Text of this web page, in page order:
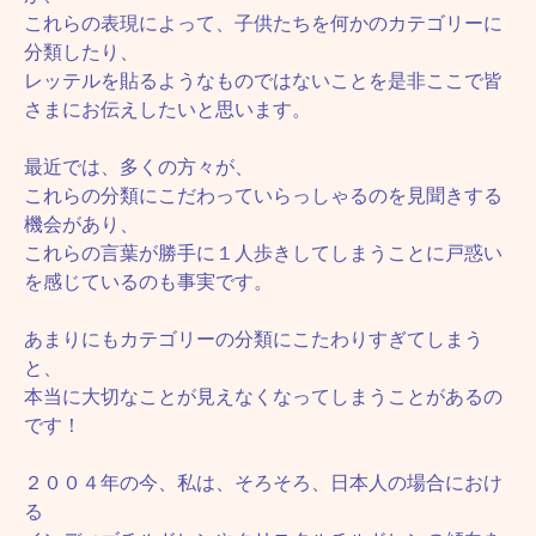
これらの表現によって、子供たちを何かのカテゴリーに
分類したり、
レッテルを貼るようなものではないことを是非ここで皆
さまにお伝えしたいと思います。
最近では、多くの方々が、
これらの分類にこだわっていらっしゃるのを見聞きする
機会があり、
これらの言葉が勝手に１人歩きしてしまうことに戸惑い
を感じているのも事実です。
あまりにもカテゴリーの分類にこたわりすぎてしまう
と、
本当に大切なことが見えなくなってしまうことがあるの
です！
２００４年の今、私は、そろそろ、日本人の場合におけ
る